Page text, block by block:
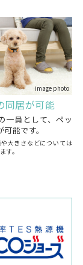
image photo
同居が可能
一員として、ペッ
能です。
大きさなどについては
す。